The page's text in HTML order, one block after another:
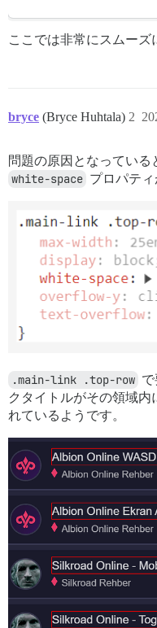
ここでは非常にスムーズ
bryce (Bryce Huhtala) 2
問題の原因となっている
white-space プロパティ
.main-link .top-row
クタイトルがその領域内
れているようです。